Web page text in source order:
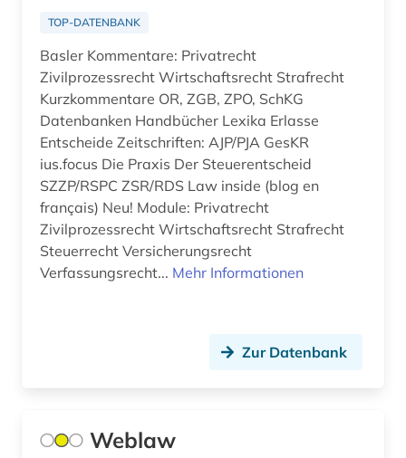
luxemburg (1)
luzern (2)
manager (1)
marktübersicht (1)
medienwissenschaft (1)
metallindustrie (1)
mundart (1)
museumskunde (1)
TOP-DATENBANK
Basler Kommentare: Privatrecht
Zivilprozessrecht Wirtschaftsrecht Strafrecht
Kurzkommentare OR, ZGB, ZPO, SchKG
Datenbanken Handbücher Lexika Erlasse
Entscheide Zeitschriften: AJP/PJA GesKR
ius.focus Die Praxis Der Steuerentscheid
SZZP/RSPC ZSR/RDS Law inside (blog en
français) Neu! Module: Privatrecht
Zivilprozessrecht Wirtschaftsrecht Strafrecht
Steuerrecht Versicherungsrecht
Verfassungsrecht... Mehr Informationen
Zur Datenbank
Weblaw